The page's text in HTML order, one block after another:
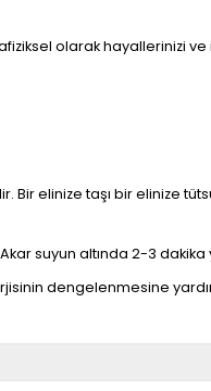
olarak hayallerinizi
elinize taşı bir elinize
suyun altında 2-3 dakika
dengelenmesine